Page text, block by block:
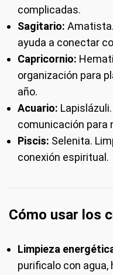
complicadas.
Sagitario:
ayuda a conectar
Capricornio:
organización para
año.
Acuario:
comunicación para
Piscis: Selenita.
conexión espiritual.
Cómo usar los
Limpieza
purificalo con agua,